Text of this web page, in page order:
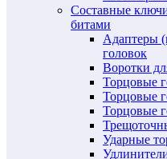
Составные
битами
Адаптеры
головок
Воротки
Торцовые
Торцовые
Торцовые
Ударные